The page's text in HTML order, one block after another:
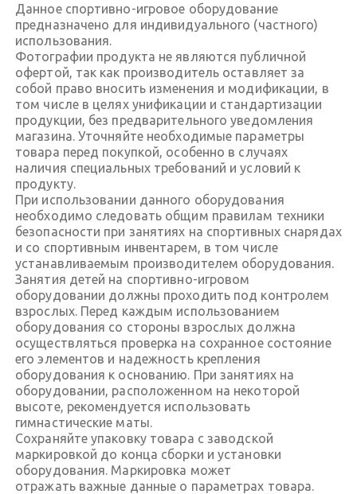
Данное спортивно-игровое оборудование
предназначено для индивидуального (частного)
использования.
Фотографии продукта не являются публичной
офертой, так как производитель оставляет за
собой право вносить изменения и модификации, в
том числе в целях унификации и стандартизации
продукции, без предварительного уведомления
магазина. Уточняйте необходимые параметры
товара перед покупкой, особенно в случаях
наличия специальных требований и условий к
продукту.
При использовании данного оборудования
необходимо следовать общим правилам техники
безопасности при занятиях на спортивных снарядах
и со спортивным инвентарем, в том числе
устанавливаемым производителем оборудования.
Занятия детей на спортивно-игровом
оборудовании должны проходить под контролем
взрослых. Перед каждым использованием
оборудования со стороны взрослых должна
осуществляться проверка на сохранное состояние
его элементов и надежность крепления
оборудования к основанию. При занятиях на
оборудовании, расположенном на некоторой
высоте, рекомендуется использовать
гимнастические маты.
Сохраняйте упаковку товара с заводской
маркировкой до конца сборки и установки
оборудования. Маркировка может
отражать важные данные о параметрах товара.